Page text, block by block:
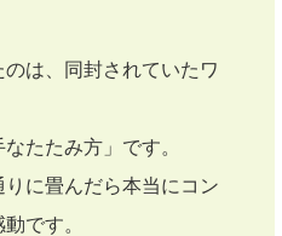
は、同封されていたワ
たたみ方」です。
に畳んだら本当にコン
です。